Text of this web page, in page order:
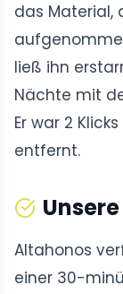
das Material,
ließ ihn
Nächte mit
Er war 2
entfernt.
Altahonos
einer 30-